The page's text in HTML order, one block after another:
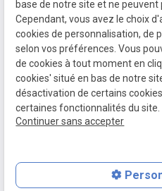
Maître Mathieu NOËL, avocat
défense réactive, rigoureuse
général, économique et
base de notre site et ne peuvent
Cependant, vous avez le choix
cookies de personnalisation, de
selon vos préférences. Vous
de cookies à tout moment en
cookies' situé en bas de notre
désactivation de certains
certaines fonctionnalités du site.
Continuer sans accepter